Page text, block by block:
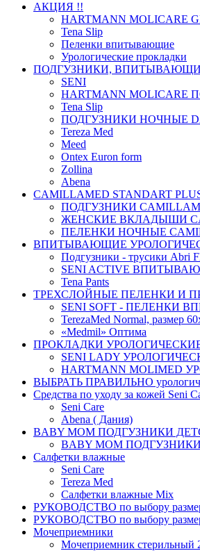
АКЦИЯ !!
HARTMANN MOLICARE
Tena Slip
Пеленки впитывающие
Урологические прокладки
ПОДГУЗНИКИ,
SENI
HARTMANN
Tena Slip
ПОДГУЗНИКИ НОЧНЫЕ
Tereza Med
Meed
Ontex Euron form
Zollina
Abena
CAMILLAMED STANDART
ПОДГУЗНИКИ
ЖЕНСКИЕ ВКЛАДЫШИ
ПЕЛЕНКИ НОЧНЫЕ
ВПИТЫВАЮЩИЕ
Подгузники - трусики Abri
SENI ACTIVE
Tena Pants
ТРЕХСЛОЙНЫЕ ПЕЛЕНКИ И
SENI SOFT - ПЕЛЕНКИ
TerezaMed Normal, размер
«Medmil» Оптима
ПРОКЛАДКИ УРОЛОГИЧЕСКИЕ
SENI LADY
HARTMANN MOLIMED
ВЫБРАТЬ ПРАВИЛЬНО
Средства по уходу за кожей Seni
Seni Care
Abena ( Дания)
BABY MOM ПОДГУЗНИКИ
BABY MOM
Салфетки влажные
Seni Care
Tereza Med
Салфетки влажные Mix
РУКОВОДСТВО по выбору
РУКОВОДСТВО по выбору
Мочеприемники
Мочеприемник стерильный